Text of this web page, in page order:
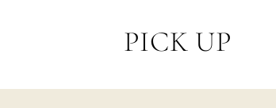
PICK UP